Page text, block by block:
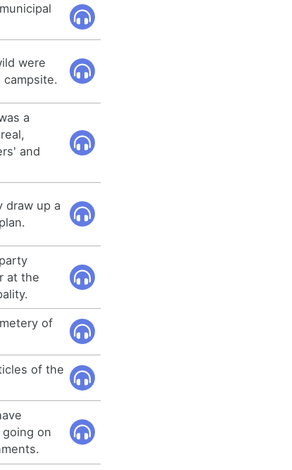
were
a
and
draw up a
at the
of
of the
on